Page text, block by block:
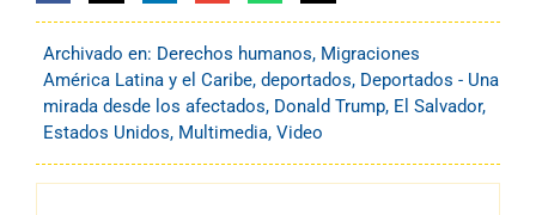
Archivado en: Derechos humanos, Migraciones
América Latina y el Caribe, deportados, Deportados - Una
mirada desde los afectados, Donald Trump, El Salvador,
Estados Unidos, Multimedia, Video